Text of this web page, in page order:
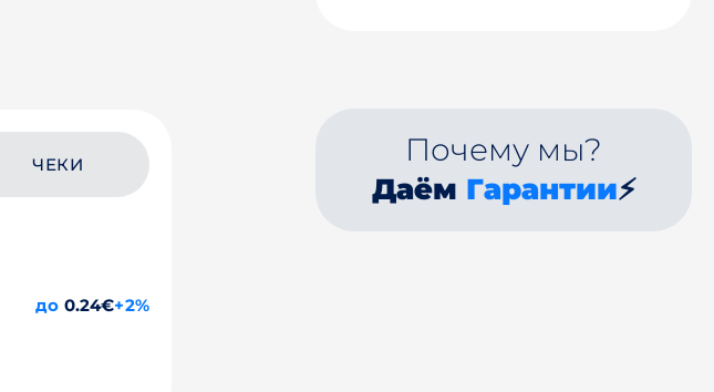
ЧЕКИ
до 0.24€+2%
Почему мы?
Даём Гарантии⚡